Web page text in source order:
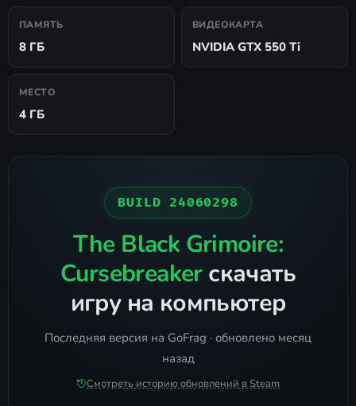
ПАМЯТЬ
8 ГБ
ВИДЕОКАРТА
NVIDIA GTX 550 Ti
МЕСТО
4 ГБ
BUILD 24060298
The Black Grimoire:
Cursebreakerскачать
игру на компьютер
Последняя версия на GoFrag · обновлено месяц
назад
Смотреть историю обновлений в Steam